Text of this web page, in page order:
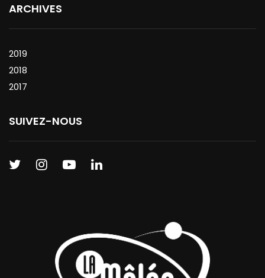
ARCHIVES
2019
2018
2017
SUIVEZ-NOUS